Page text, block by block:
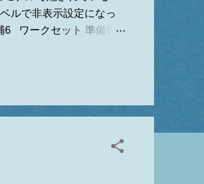
で非表示設定になっ
ワークセット 準備体
デルはビューの②切断面
モデル Revit HELP↓ 3